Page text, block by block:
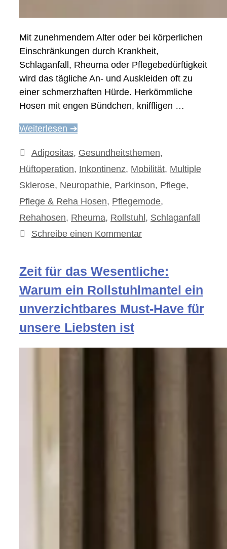
Mit zunehmendem Alter oder bei körperlichen
Einschränkungen durch Krankheit,
Schlaganfall, Rheuma oder Pflegebedürftigkeit
wird das tägliche An- und Auskleiden oft zu
einer schmerzhaften Hürde. Herkömmliche
Hosen mit engen Bündchen, kniffligen …
Weiterlesen ➔
Kategorien
Adipositas, Gesundheitsthemen,
Hüftoperation, Inkontinenz, Mobilität, Multiple
Sklerose, Neuropathie, Parkinson, Pflege,
Pflege & Reha Hosen, Pflegemode,
Rehahosen, Rheuma, Rollstuhl, Schlaganfall
Schreibe einen Kommentar
Zeit für das Wesentliche:
Warum ein Rollstuhlmantel ein
unverzichtbares Must-Have für
unsere Liebsten ist